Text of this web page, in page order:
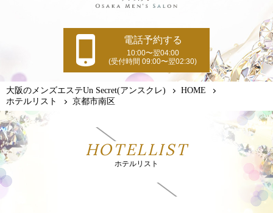
電話予約する
10:00〜翌04:00
(受付時間 09:00〜翌02:30)
大阪のメンズエステUn Secret(アンスクレ)
HOME
ホテルリスト
京都市南区
HOTELLIST
ホテルリスト